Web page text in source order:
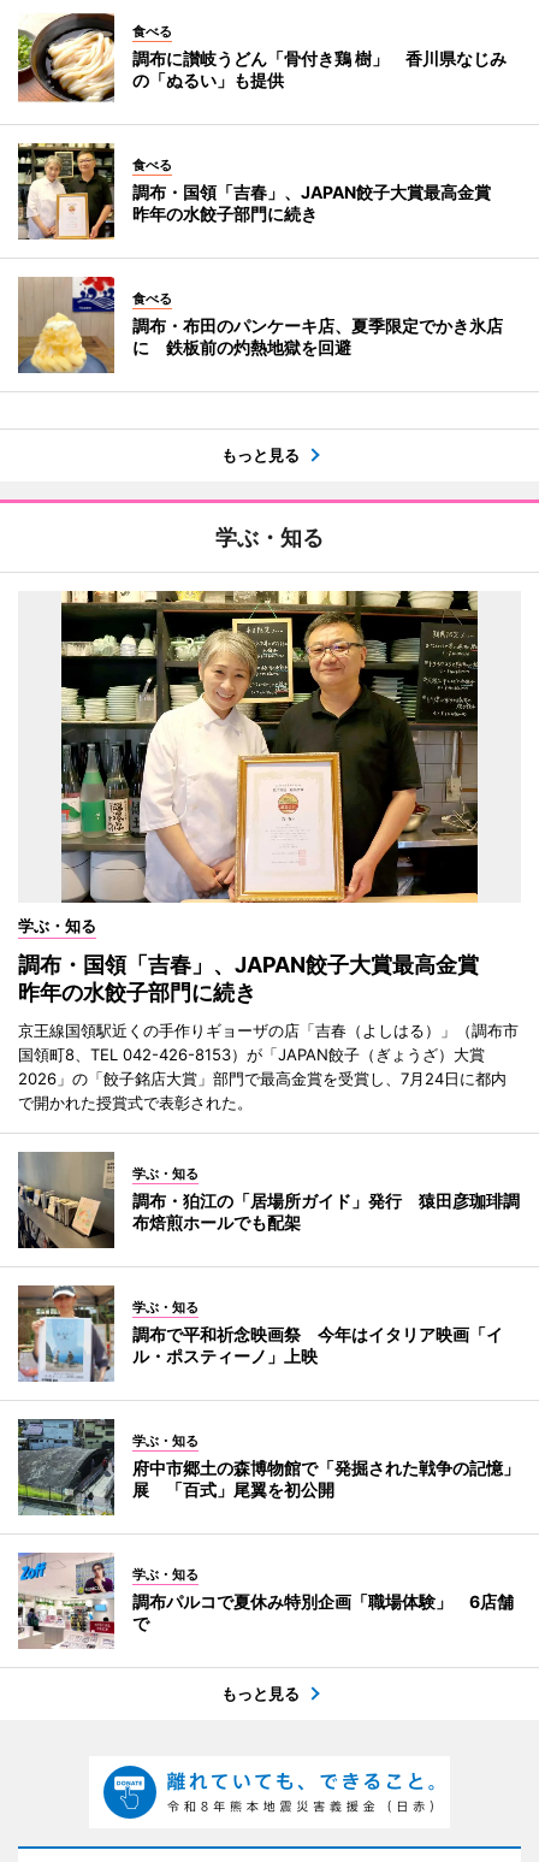
食べる
調布に讃岐うどん「骨付き鶏 樹」 香川県なじみ
の「ぬるい」も提供
食べる
調布・国領「吉春」、JAPAN餃子大賞最高金賞
昨年の水餃子部門に続き
食べる
調布・布田のパンケーキ店、夏季限定でかき氷店
に 鉄板前の灼熱地獄を回避
もっと見る
学ぶ・知る
学ぶ・知る
調布・国領「吉春」、JAPAN餃子大賞最高金賞
昨年の水餃子部門に続き
京王線国領駅近くの手作りギョーザの店「吉春（よしはる）」（調布市
国領町8、TEL 042-426-8153）が「JAPAN餃子（ぎょうざ）大賞
2026」の「餃子銘店大賞」部門で最高金賞を受賞し、7月24日に都内
で開かれた授賞式で表彰された。
学ぶ・知る
調布・狛江の「居場所ガイド」発行 猿田彦珈琲調
布焙煎ホールでも配架
学ぶ・知る
調布で平和祈念映画祭 今年はイタリア映画「イ
ル・ポスティーノ」上映
学ぶ・知る
府中市郷土の森博物館で「発掘された戦争の記憶」
展 「百式」尾翼を初公開
学ぶ・知る
調布パルコで夏休み特別企画「職場体験」 6店舗
で
もっと見る